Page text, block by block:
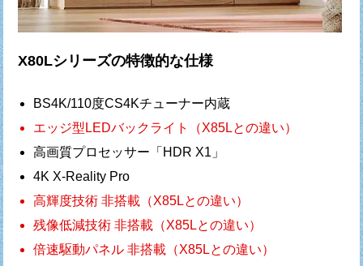
X80Lシリーズの特徴的な仕様
BS4K/110度CS4Kチューナー内蔵
エッジ型LEDバックライト（X85Lとの違い）
高画質プロセッサー「HDR X1」
4K X-Reality Pro
高輝度技術 非搭載（X85Lとの違い）
残像低減技術 非搭載（X85Lとの違い）
倍速駆動パネル 非搭載（X85Lとの違い）